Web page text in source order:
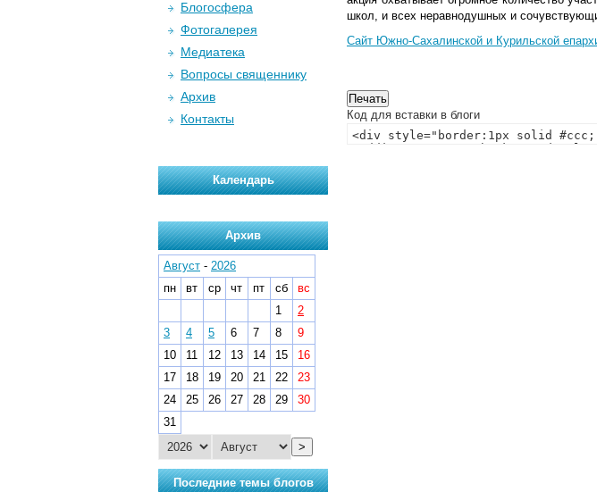
школ, и всех неравнодушных и
Сайт Южно-Сахалинской и Курильской
Код для вставки в блоги
Блогосфера
Фотогалерея
Медиатека
Вопросы священнику
Архив
Контакты
Календарь
Архив
Август - 2026
пн
вт ср чт пт сб
вс
1
2
3
4 5 6 7 8
9
10
11 12 13 14 15
16
17
18 19 20 21 22
23
24
25 26 27 28 29
30
31
>
Последние темы блогов